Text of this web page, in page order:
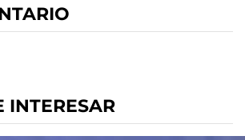
INTERESAR